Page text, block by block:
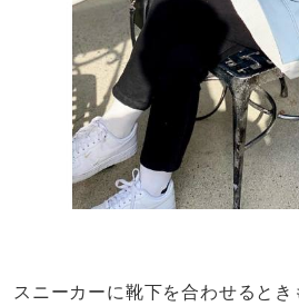
スニーカーに靴下を合わせると